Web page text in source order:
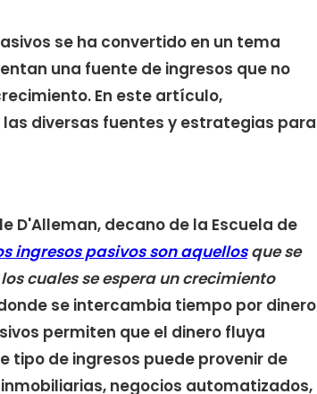
se ha convertido en un tema
una fuente de ingresos que no
En este artículo,
diversas fuentes y estrategias para
D'Alleman, decano de la Escuela de
ingresos pasivos son aquellosque se
cuales se espera un crecimiento
se intercambia tiempo por dinero
permiten que el dinero fluya
tipo de ingresos puede provenir de
negocios automatizados,